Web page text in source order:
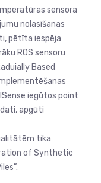
sensora
nolasīšanas
pētīta iespēja
ROS sensoru
Based
iegūtos point
apgūti
tika
of Synthetic